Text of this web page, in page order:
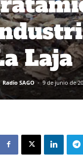
Laja
Radio SAGO - 9 de junio de